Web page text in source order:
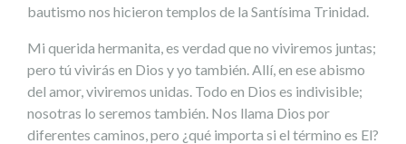
bautismo nos hicieron templos de la Santísima Trinidad.
Mi querida hermanita, es verdad que no viviremos juntas;
pero tú vivirás en Dios y yo también. Allí, en ese abismo
del amor, viviremos unidas. Todo en Dios es indivisible;
nosotras lo seremos también. Nos llama Dios por
diferentes caminos, pero ¿qué importa si el término es El?